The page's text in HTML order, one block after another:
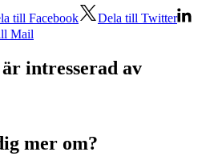
till Facebook
Dela till Twitter
Mail
intresserad av
mer om?